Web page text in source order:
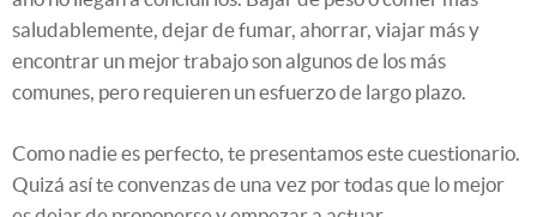
saludablemente, dejar de fumar, ahorrar, viajar más y
encontrar un mejor trabajo son algunos de los más
comunes, pero requieren un esfuerzo de largo plazo.
Como nadie es perfecto, te presentamos este cuestionario.
Quizá así te convenzas de una vez por todas que lo mejor